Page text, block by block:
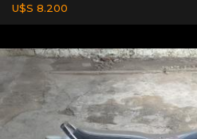
U$S 8.200